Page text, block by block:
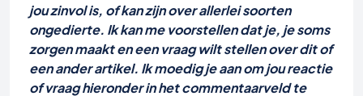
jou zinvol is, of kan zijn over allerlei soorten
ongedierte. Ik kan me voorstellen dat je, je soms
zorgen maakt en een vraag wilt stellen over dit of
een ander artikel. Ik moedig je aan om jou reactie
of vraag hieronder in het commentaarveld te